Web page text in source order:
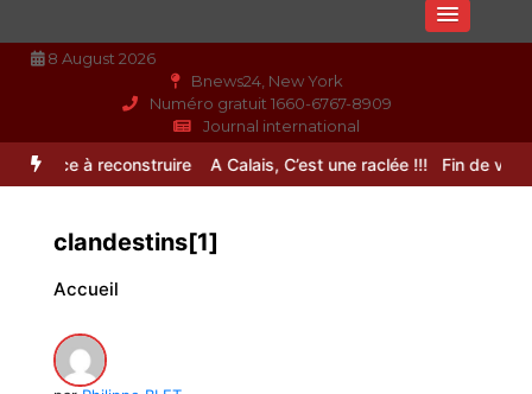
8 August 2026
Bnews24, New York
Numéro gratuit 1660-6767-8909
Journal international
à reconstruire A Calais, C’est une raclée !!! Fin de vie :
clandestins[1]
Accueil